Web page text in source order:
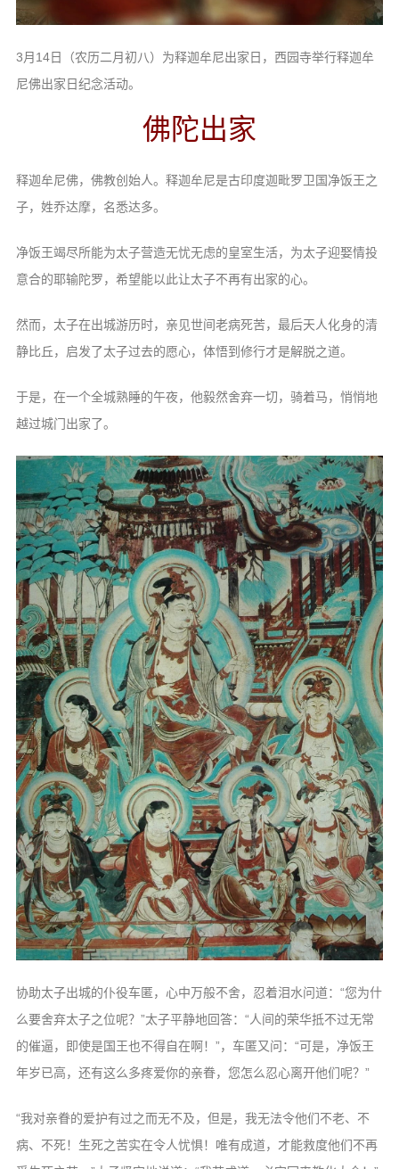
寺院巡览
活动记录
搜索
3月14日（农历二月初八）为释迦牟尼出家日，西园寺举行释迦牟
尼佛出家日纪念活动。
佛陀出家
释迦牟尼佛，佛教创始人。释迦牟尼是古印度迦毗罗卫国净饭王之
子，姓乔达摩，名悉达多。
净饭王竭尽所能为太子营造无忧无虑的皇室生活，为太子迎娶情投
意合的耶输陀罗，希望能以此让太子不再有出家的心。
然而，太子在出城游历时，亲见世间老病死苦，最后天人化身的清
静比丘，启发了太子过去的愿心，体悟到修行才是解脱之道。
于是，在一个全城熟睡的午夜，他毅然舍弃一切，骑着马，悄悄地
越过城门出家了。
协助太子出城的仆役车匿，心中万般不舍，忍着泪水问道：“您为什
么要舍弃太子之位呢？”太子平静地回答：“人间的荣华抵不过无常
的催逼，即使是国王也不得自在啊！”，车匿又问：“可是，净饭王
年岁已高，还有这么多疼爱你的亲眷，您怎么忍心离开他们呢？”
“我对亲眷的爱护有过之而无不及，但是，我无法令他们不老、不
病、不死！生死之苦实在令人忧惧！唯有成道，才能救度他们不再